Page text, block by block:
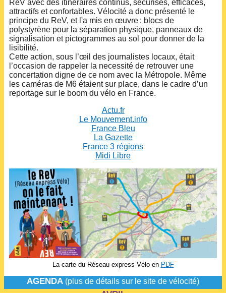
ReV avec des itinéraires continus, sécurisés, efficaces,
attractifs et confortables. Vélocité a donc présenté le
principe du ReV, et l'a mis en œuvre : blocs de
polystyrène pour la séparation physique, panneaux de
signalisation et pictogrammes au sol pour donner de la
lisibilité.
Cette action, sous l’œil des journalistes locaux, était
l’occasion de rappeler la necessité de retrouver une
concertation digne de ce nom avec la Métropole. Même
les caméras de M6 étaient sur place, dans le cadre d’un
reportage sur le boom du vélo en France.
Actu.fr
Le Mouvement.info
France Bleu
La Gazette
France 3 régions
Midi Libre
La carte du Réseau express Vélo en PDF
AGENDA (plus de détails sur le site de vélocité)